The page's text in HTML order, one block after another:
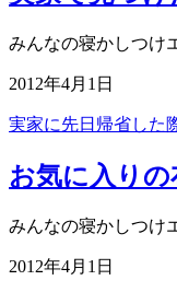
みんなの寝かしつけ
2012年4月1日
実家に先日帰省した
お気に入り
みんなの寝かしつけ
2012年4月1日